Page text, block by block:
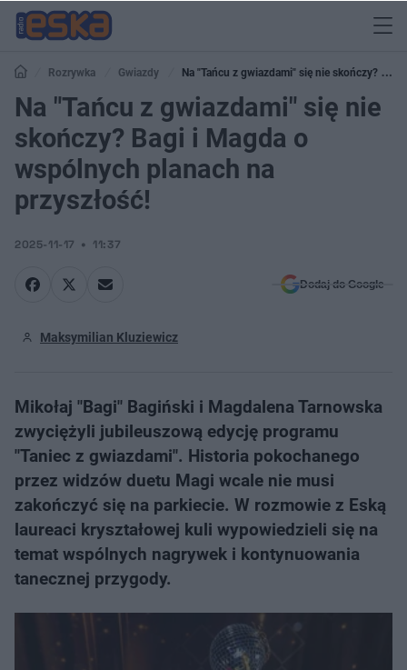
Rozrywka Gwiazdy
Na "Tańcu z gwiazdami" się nie skończy? Bagi
i Magda o wspólnych planach na przyszłość!
Na "Tańcu z gwiazdami" się nie
skończy? Bagi i Magda o
wspólnych planach na
przyszłość!
2025-11-17 11:37
Dodaj do Google
Maksymilian Kluziewicz
Mikołaj "Bagi" Bagiński i Magdalena Tarnowska
zwyciężyli jubileuszową edycję programu
"Taniec z gwiazdami". Historia pokochanego
przez widzów duetu Magi wcale nie musi
zakończyć się na parkiecie. W rozmowie z Eską
laureaci kryształowej kuli wypowiedzieli się na
temat wspólnych nagrywek i kontynuowania
tanecznej przygody.